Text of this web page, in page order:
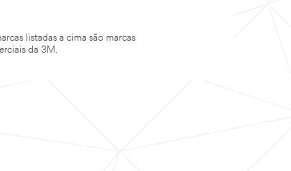
listadas a cima são marcas
da 3M.